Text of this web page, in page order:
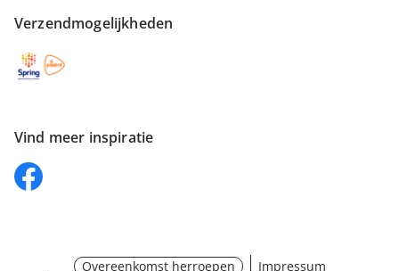
Verzendmogelijkheden
Vind meer inspiratie
Overeenkomst herroepen
Impressum